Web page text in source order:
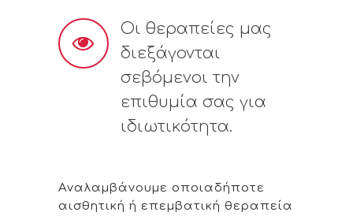
Οι θεραπείες μας
διεξάγονται
σεβόμενοι την
επιθυμία σας για
ιδιωτικότητα.
Αναλαμβάνουμε οποιαδήποτε
αισθητική ή επεμβατική θεραπεία